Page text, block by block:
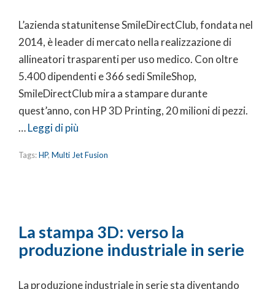
L’azienda statunitense SmileDirectClub, fondata nel
2014, è leader di mercato nella realizzazione di
allineatori trasparenti per uso medico. Con oltre
5.400 dipendenti e 366 sedi SmileShop,
SmileDirectClub mira a stampare durante
quest’anno, con HP 3D Printing, 20 milioni di pezzi.
…Leggi di più
Tags:HP, Multi Jet Fusion
La stampa 3D: verso la
produzione industriale in serie
La produzione industriale in serie sta diventando